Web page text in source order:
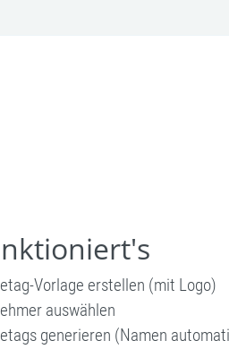
Vorlage erstellen (mit Logo)
auswählen
generieren (Namen